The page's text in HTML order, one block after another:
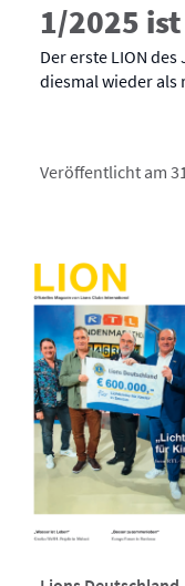
1/2025
Der erste LION
diesmal wieder als
Veröffentlicht am